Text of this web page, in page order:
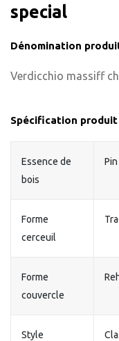
special
Dénomination
Verdicchio massiff
Spécification produit
Essence de
bois
Pin
Forme
cerceuil
Forme
couvercle
Style